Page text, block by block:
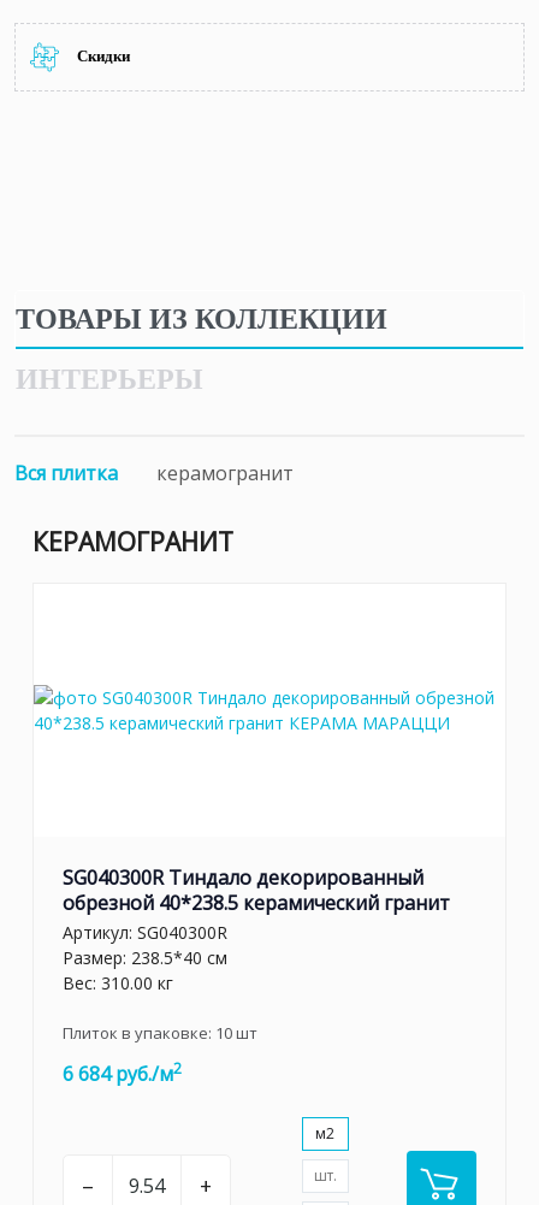
Скидки
ТОВАРЫ ИЗ КОЛЛЕКЦИИ
ИНТЕРЬЕРЫ
Вся плитка керамогранит
КЕРАМОГРАНИТ
SG040300R Тиндало декорированный
обрезной 40*238.5 керамический гранит
Артикул: SG040300R
Размер: 238.5*40 см
Вес: 310.00 кг
Плиток в упаковке: 10шт
6 684 руб./м2
– +
м2
шт.